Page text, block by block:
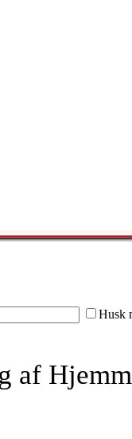
Husk
af